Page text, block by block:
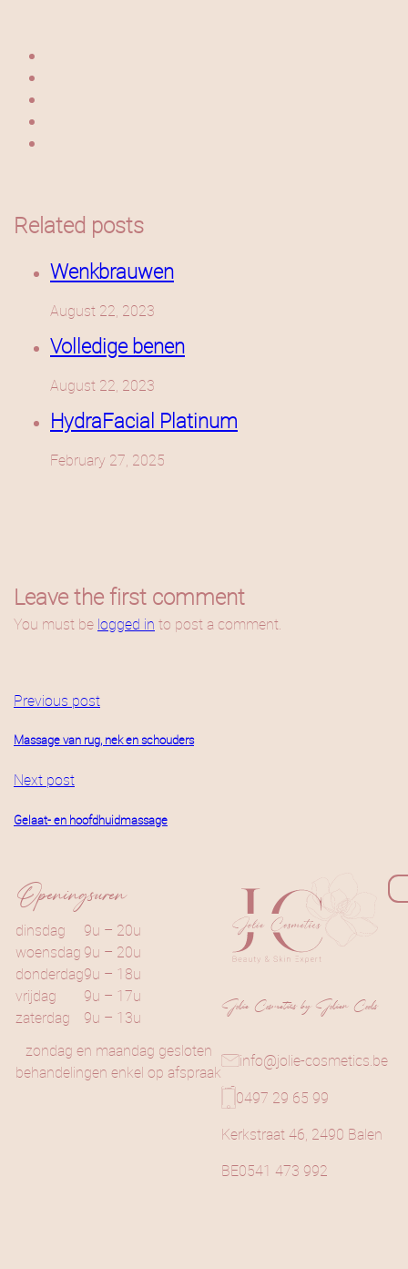
Related posts
Wenkbrauwen
August 22, 2023
Volledige benen
August 22, 2023
HydraFacial Platinum
February 27, 2025
Leave the first comment
You must be logged in to post a comment.
Previous post
Massage van rug, nek en schouders
Next post
Gelaat- en hoofdhuidmassage
Openingsuren
dinsdag
woensdag
donderdag
vrijdag
zaterdag
9u – 20u
9u – 20u
9u – 18u
9u – 17u
9u – 13u
zondag en maandag gesloten
behandelingen enkel op afspraak
Jolie Cosmetics by Jolien Cools
info@jolie-cosmetics.be
0497 29 65 99
Kerkstraat 46, 2490 Balen
BE0541 473 992